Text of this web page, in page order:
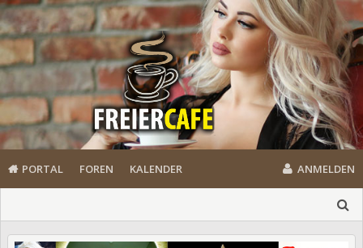
PORTAL FOREN KALENDER ANMELDEN